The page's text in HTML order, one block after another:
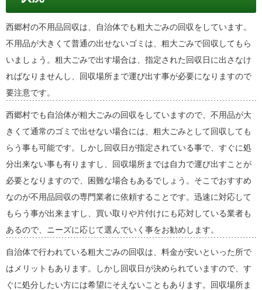
西郷村の不用品回収は、自治体でも粗大ごみの回収をしています。
不用品が大きくて普通の出せないゴミは、粗大ごみで回収してもら
いましょう。粗大ごみで出す場合は、指定された回収日に出さなけ
ればなりませんし、回収場所まで運び出す事が必要になりますので
要注意です。
西郷村でも自治体が粗大ごみの回収をしていますので、不用品が大
きくて通常のゴミで出せない場合には、粗大ごみとして回収しても
らう事も可能です。しかし回収日が指定されている事で、すぐに処
分出来ない事も有りますし、回収場所までは自力で運び出すことが
必要となりますので、困難な場合もあるでしょう。そこでおすすめ
なのが不用品回収の専門業者に依頼することです。迅速に対応して
もらう事が出来ますし、買い取りや片付けにも応対している業者も
あるので、ニーズに応じて選んでいく事をお勧めします。
自治体で行われている粗大ごみの回収は、料金が安いといった所で
はメリットもあります。しかし回収日が決められていますので、す
ぐに処分したい方には希望にそえないこともあります。回収場所ま